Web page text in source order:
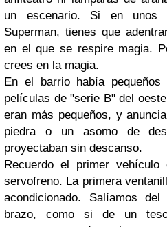
un escenario. Si en unos
Superman, tienes que
en el que se respire magia.
crees en la magia.
En el barrio había
películas de "serie B" del
eran más pequeños, y
piedra o un asomo de
proyectaban sin descanso.
Recuerdo el primer
servofreno. La primera
acondicionado. Salíamos
brazo, como si de un